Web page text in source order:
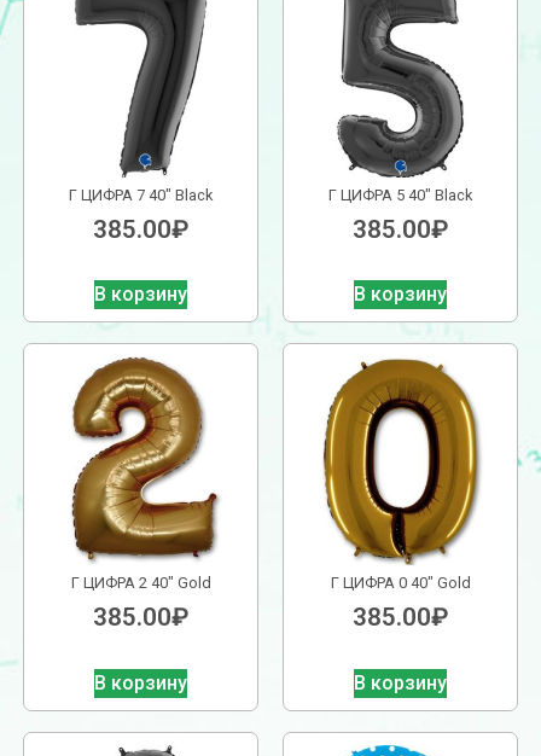
Г ЦИФРА 7 40″ Black
385.00₽
В корзину
Г ЦИФРА 5 40″ Black
385.00₽
В корзину
Г ЦИФРА 2 40″ Gold
385.00₽
В корзину
Г ЦИФРА 0 40″ Gold
385.00₽
В корзину